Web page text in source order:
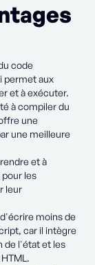
code
permet aux
et à exécuter.
à compiler du
une
une meilleure
et à
les
leur
moins de
car il intègre
de l'état et les